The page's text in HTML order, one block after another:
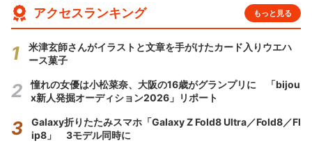
アクセスランキング もっと見る
米津玄師さんがイラストと文章を手がけたカード入りウエハ
ース菓子
憧れの女優は小松菜奈、大阪の16歳がグランプリに 「bijou
x新人発掘オーディション2026」リポート
Galaxy折りたたみスマホ「Galaxy Z Fold8 Ultra／Fold8／Fl
ip8」 3モデル同時に